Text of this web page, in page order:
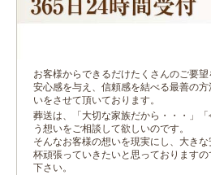
お客様からできるだけたくさんのご要
安心感を与え、信頼感を結べる最善の
いをさせて頂いております。
葬送は、「大切な家族だから・・・」
う想いをご相談して欲しいのです。
そんなお客様の想いを現実にし、大き
杯頑張っていきたいと思っております
下さい。